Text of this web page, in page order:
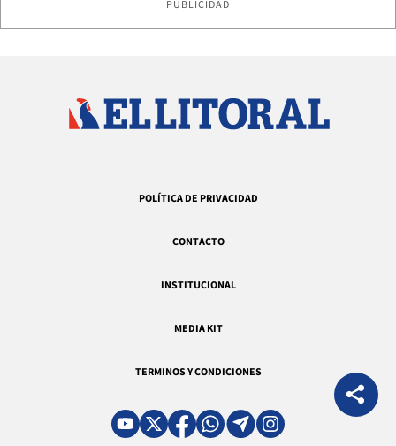
PUBLICIDAD
POLÍTICA DE PRIVACIDAD
CONTACTO
INSTITUCIONAL
MEDIA KIT
TERMINOS Y CONDICIONES